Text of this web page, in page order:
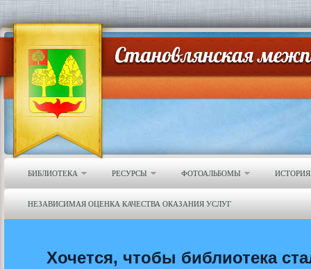
БИБЛИОТЕКА РЕСУРСЫ ФОТОАЛЬБОМЫ
НЕЗАВИСИМАЯ ОЦЕНКА КАЧЕСТВА ОКАЗАНИЯ УСЛУГ
Хочется, чтобы библиотека